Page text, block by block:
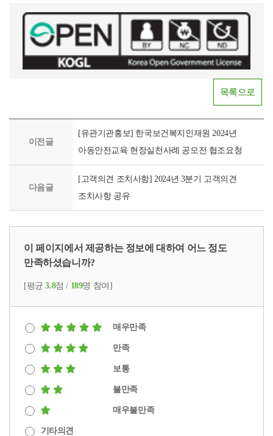
절
~
채
Youtube
목록으로
이전글
[유관기관홍보] 한국보건복지인재원 2024년
아동안전교육 현장실천사례 공모전 협조요청
다음글
[고객의견 조치사항] 2024년 3분기 고객의견
조치사항 공유
이 페이지에서 제공하는 정보에 대하여 어느 정도
만족하셨습니까?
[평균3.8점 / 189명 참여]
매우만족
만족
보통
불만족
매우불만족
기타의견